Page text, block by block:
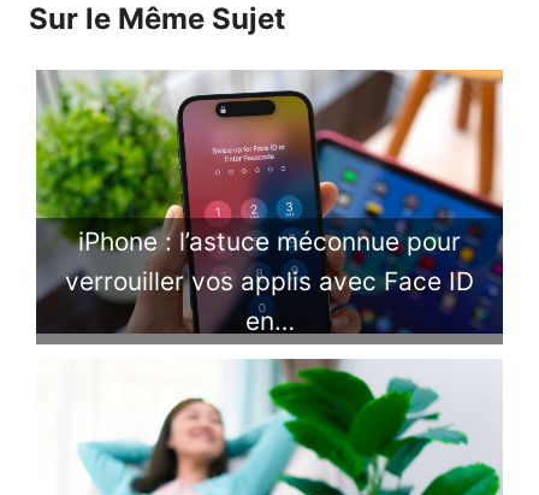
Sur le Même Sujet
iPhone : l’astuce méconnue pour
verrouiller vos applis avec Face ID
en…